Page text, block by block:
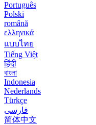
Português
Polski
română
ελληνικά
แบบไทย
Tiếng Việt
हिंदी
বাংলা
Indonesia
Nederlands
Türkçe
فارسی
简体中文